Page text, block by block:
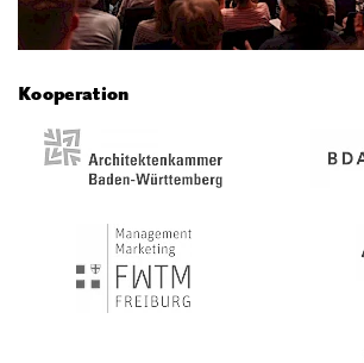
Kooperation